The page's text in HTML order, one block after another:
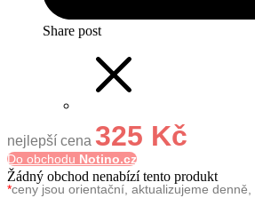
Share post
nejlepší cena 325 Kč
Do obchodu Notino.cz
Žádný obchod nenabízí tento produkt
*ceny jsou orientační, aktualizujeme